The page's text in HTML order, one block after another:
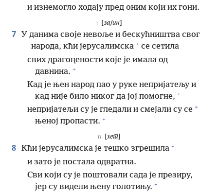
и изнемогло ходају пред оним који их гони.
ז[ зајин]
7
У данима своје невоље и бескућништва свог
народа, кћи јерусалимска * се сетила
свих драгоцености које је имала од
давнина. +
Кад је њен народ пао у руке непријатељу и
кад није било никог да јој помогне, +
непријатељи су је гледали и смејали су се *
њеној пропасти. +
ח хет]
8 Кћи јерусалимска је тешко згрешила +
и зато је постала одвратна.
Сви који су је поштовали сада је презиру,
јер су видели њену голотињу. +